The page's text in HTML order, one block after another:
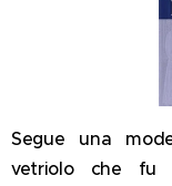
Segue una
vetriolo che fu